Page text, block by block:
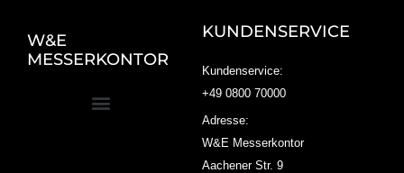
W&E
MESSERKONTOR
KUNDENSERVICE
Kundenservice:
+49 0800 70000
Adresse:
W&E Messerkontor
Aachener Str. 9